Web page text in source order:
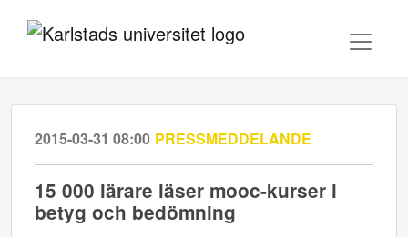
2015-03-31 08:00 PRESSMEDDELANDE
15 000 lärare läser mooc-kurser i
betyg och bedömning